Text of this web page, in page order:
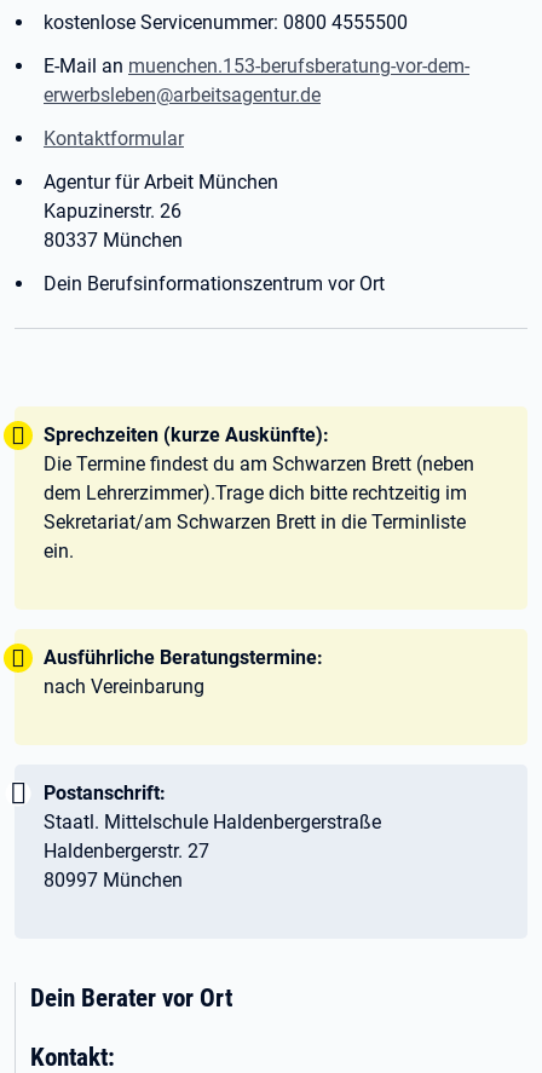
kostenlose Servicenummer: 0800 4555500
E-Mail an muenchen.153-berufsberatung-vor-dem-
erwerbsleben@arbeitsagentur.de
Kontaktformular
Agentur für Arbeit München
Kapuzinerstr. 26
80337 München
Dein Berufsinformationszentrum vor Ort
Tipp:
Sprechzeiten (kurze Auskünfte):
Die Termine findest du am Schwarzen Brett (neben
dem Lehrerzimmer).Trage dich bitte rechtzeitig im
Sekretariat/am Schwarzen Brett in die Terminliste
ein.
Tipp:
Ausführliche Beratungstermine:
nach Vereinbarung
Wichtig:
Postanschrift:
Staatl. Mittelschule Haldenbergerstraße
Haldenbergerstr. 27
80997 München
Dein Berater vor Ort
Kontakt: